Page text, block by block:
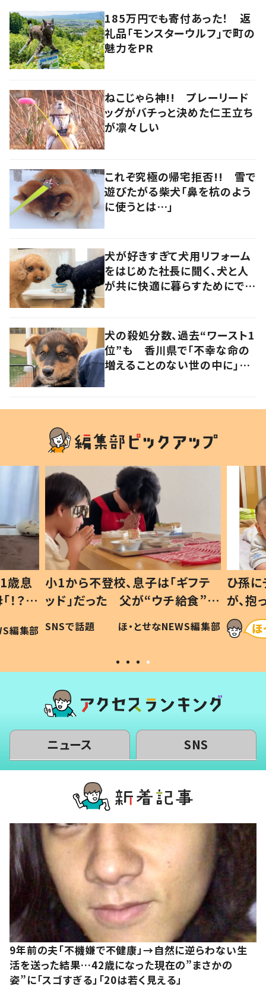
185万円でも寄付あった！ 返
礼品「モンスターウルフ」で町の
魅力をPR
ねこじゃら神!! プレーリード
ッグがバチっと決めた仁王立ち
が凛々しい
これぞ究極の帰宅拒否!! 雪で
遊びたがる柴犬「鼻を杭のよう
に使うとは…」
犬が好きすぎて犬用リフォーム
をはじめた社長に聞く、犬と人
が共に快適に暮らすためにでき
犬の殺処分数、過去“ワースト1
位”も 香川県で「不幸な命の
増えることのない世の中に」と
歳息
？」
編集部
小1から不登校、息子は「ギフテ
ッド」だった 父が“ウチ給食”を
作り続ける理由とは #令和の親
#令和の子
SNSで話題 ほ・とせなNEWS編集部
ひ孫
が、
「涙が
い」
ニュース SNS
9年前の夫「不機嫌で不健康」→自然に逆らわない生
活を送った結果…42歳になった現在の”まさかの
姿”に「スゴすぎる」「20は若く見える」